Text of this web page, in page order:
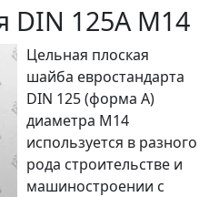
DIN 125A М14
Цельная плоская
шайба евростандарта
DIN 125 (форма А)
диаметра М14
используется в разного
рода строительстве и
машиностроении с